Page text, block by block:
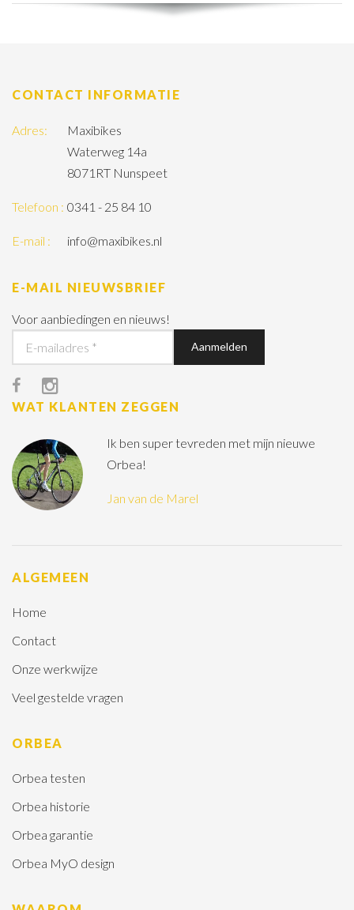
CONTACT INFORMATIE
Adres:
Maxibikes
Waterweg 14a
8071RT Nunspeet
Telefoon : 0341 - 25 84 10
E-mail : info@maxibikes.nl
E-MAIL NIEUWSBRIEF
Voor aanbiedingen en nieuws!
WAT KLANTEN ZEGGEN
Ik ben super tevreden met mijn nieuwe
Orbea!
Jan van de Marel
ALGEMEEN
Home
Contact
Onze werkwijze
Veel gestelde vragen
ORBEA
Orbea testen
Orbea historie
Orbea garantie
Orbea MyO design